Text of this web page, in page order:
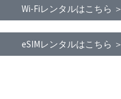
Wi-Fiレンタルはこちら ＞
eSIMレンタルはこちら ＞